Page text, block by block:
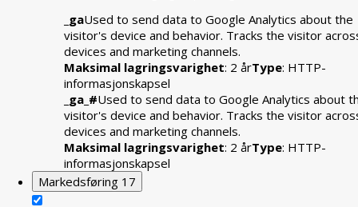
_gaUsed to send data to Google Analytics about the
visitor's device and behavior. Tracks the visitor
devices and marketing channels.
Maksimal lagringsvarighet: 2 årType: HTTP-
informasjonskapsel
_ga_#Used to send data to Google Analytics about
visitor's device and behavior. Tracks the visitor
devices and marketing channels.
Maksimal lagringsvarighet: 2 årType: HTTP-
informasjonskapsel
Markedsføring 17